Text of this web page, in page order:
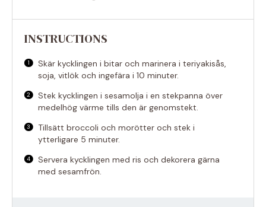
INSTRUCTIONS
Skär kycklingen i bitar och marinera i teriyakisås,
soja, vitlök och ingefära i 10 minuter.
Stek kycklingen i sesamolja i en stekpanna över
medelhög värme tills den är genomstekt.
Tillsätt broccoli och morötter och stek i
ytterligare 5 minuter.
Servera kycklingen med ris och dekorera gärna
med sesamfrön.